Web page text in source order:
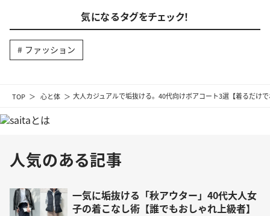
TOP 心と体 大人カジュアルで垢抜ける。40代向けボアコート3選【着るだけ
気になるタグをチェック！
ファッション
人気のある記事
一気に垢抜ける「秋アウター」40代大人女
子の着こなし術【誰でもおしゃれ上級者】